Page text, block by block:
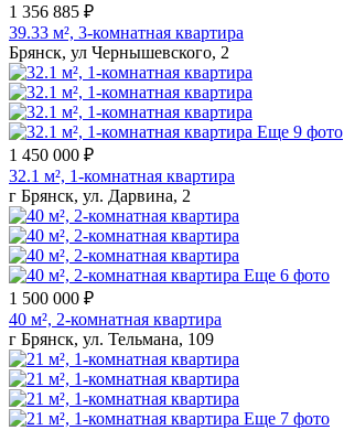
1 356 885 ₽
39.33 м², 3-комнатная квартира
Брянск, ул Чернышевского, 2
Еще 9 фото
1 450 000 ₽
32.1 м², 1-комнатная квартира
г Брянск, ул. Дарвина, 2
Еще 6 фото
1 500 000 ₽
40 м², 2-комнатная квартира
г Брянск, ул. Тельмана, 109
Еще 7 фото